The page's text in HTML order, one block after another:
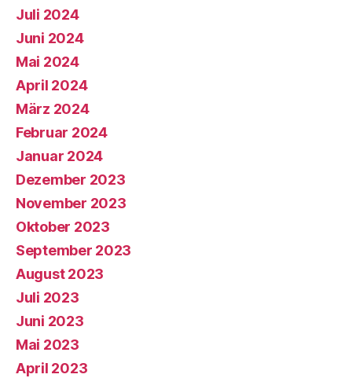
Juli 2024
Juni 2024
Mai 2024
April 2024
März 2024
Februar 2024
Januar 2024
Dezember 2023
November 2023
Oktober 2023
September 2023
August 2023
Juli 2023
Juni 2023
Mai 2023
April 2023